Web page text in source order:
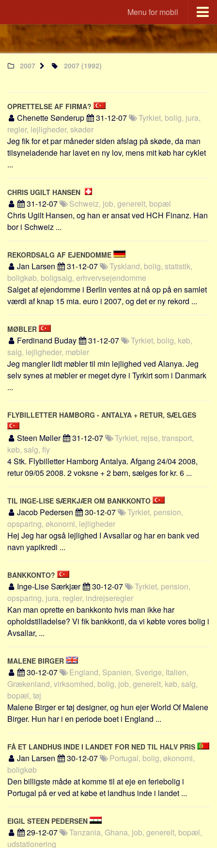
Menu for mobil
Portal
Udvandrerne.dk
Utvandrerne.no
England.dk
Rusland.dk
JLKM.dk
Lande
Tyrkiet
Spanien
Frankrig
Sverige
Thailand
Italien
Grækenland
USA
Nøgleord
Bolig
Job
Virksomhed
Investering
Forbrug
Social sikring og sundhed
Transport
Alle
Aspekter
Køb og salg
Økonomi
Jura og regler
Skatter og afgifter
Statistik
Praktisk
Alle
Meta
Dokumenttyper
Skribenter
Personer
Steder
Kilder
Om
Forhistorien
Redigering
Tekstannoncer
Bannere
2007 2007 (1992)
OPRETTELSE AF FIRMA?
Chenette Sønderup 31-12-07
Tyrkiet, bolig, jura,
regler, lejligheder, skøder
Jeg fik for et par måneder siden afslag på skøde, da man
tilsyneladende har lavet en ny lov, mens mit køb har cyklet
...
CHRIS UGILT HANSEN
31-12-07
Schweiz, job, generelt, bopæl
Chris Ugilt Hansen, og han er ansat ved HCH Finanz. Han
bor i Schweiz ...
REKORDSALG AF EJENDOMME
Jan Larsen 31-12-07
Tyskland, bolig, statistik,
boligkøb, boligsalg, erhvervsejendomme
Salget af ejendomme i Berlin ventes at nå op på en samlet
værdi af knap 15 mia. euro i 2007, og det er ny rekord ...
MØBLER
Ferdinand Buday 31-12-07
Tyrkiet, bolig, køb,
salg, lejligheder, møbler
Jeg mangler lidt møbler til min lejlighed ved Alanya. Jeg
selv synes at møbler er meget dyre i Tyrkirt som i Danmark
...
FLYBILLETTER HAMBORG - ANTALYA + RETUR, SÆLGES
Steen Møller 31-12-07
Tyrkiet, rejse, transport,
køb, salg, fly
4 Stk. Flybilletter Hamborg Antalya. Afgang 24/04 2008,
retur 09/05 2008. 2 voksne + 2 børn, sælges for kr. 6 ...
TIL INGE-LISE SÆRKJÆR OM BANKKONTO
Jacob Pedersen 30-12-07
Tyrkiet, pension,
opsparing, økonomi, lejligheder
Hej Jeg har også lejlighed I Avsallar og har en bank ved
navn yapikredi ...
BANKKONTO?
Inge-Lise Særkjær 30-12-07
Tyrkiet, pension,
opsparing, jura, regler, indrejseregler
Kan man oprette en bankkonto hvis man ikke har
opholdstilladelse? Vi fik bankkonti, da vi købte vores bolig i
Avsallar, ...
MALENE BIRGER
30-12-07
England, Spanien, Sverige, Italien,
Grækenland, virksomhed, bolig, job, generelt, køb, salg,
bopæl, tøj
Malene Birger er tøj designer, og hun ejer World Of Malene
Birger. Hun har i en periode boet i England ...
FÅ ET LANDHUS INDE I LANDET FOR NED TIL HALV PRIS
Jan Larsen 30-12-07
Portugal, bolig, økonomi,
boligkøb
Den billigste måde at komme til at eje en feriebolig i
Portugal på er ved at købe et landhus inde i landet ...
EIGIL STEEN PEDERSEN
29-12-07
Tanzania, Ghana, job, generelt, bopæl,
udstationering